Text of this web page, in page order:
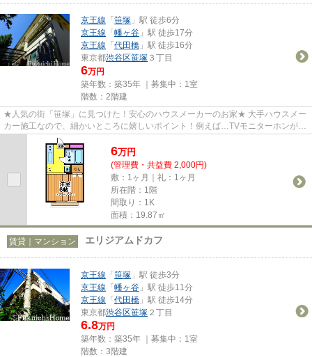
京王線 「笹塚 」駅 徒歩6分
京王線 「幡ヶ谷 」駅 徒歩17分
京王線 「代田橋 」駅 徒歩16分
東京都渋谷区笹塚 ３丁目
6万円
築年数：築35年 ｜募集中： 1室
階数：2階建
★人気の街「笹塚」に見つけた！安心のハウスメーカーのお家★ 大手ハウスメー
カー施工なので、細かいところに嬉しいポイント！例えば…TVモニターホンが付
いていたり、室内洗濯機だった...
6万円
(管理費・共益費 2,000円)
敷：1ヶ月｜礼：1ヶ月
所在階：1階
間取り：1K
面積：19.87㎡
賃貸｜マンション エリジアムドカフ
京王線 「笹塚 」駅 徒歩3分
京王線 「幡ヶ谷 」駅 徒歩11分
京王線 「代田橋 」駅 徒歩14分
東京都渋谷区笹塚 ２丁目
6.8万円
築年数：築35年 ｜募集中： 1室
階数：3階建